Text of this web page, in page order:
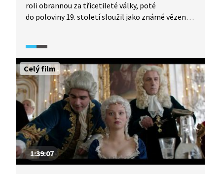
roli obrannou za třicetileté války, poté
do poloviny 19. století sloužil jako známé vězení
nacistická armáda a gestapo.
Celý film
1:39:07